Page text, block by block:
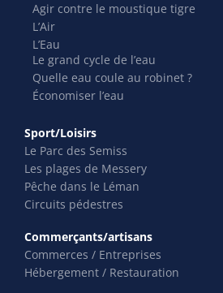
Agir contre le moustique tigre
L’Air
L’Eau
Le grand cycle de l’eau
Quelle eau coule au robinet ?
Économiser l’eau
Sport/Loisirs
Le Parc des Semiss
Les plages de Messery
Pêche dans le Léman
Circuits pédestres
Commerçants/artisans
Commerces / Entreprises
Hébergement / Restauration